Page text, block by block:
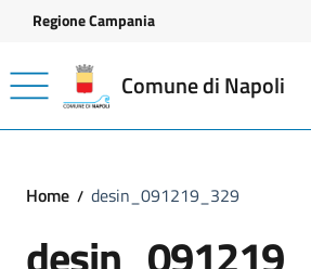
Vai ai contenuti
Vai al footer
Regione Campania
Comune di Napoli
Home desin_091219_329